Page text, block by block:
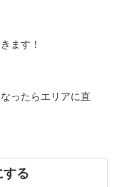
ます！
ったらエリアに直
する